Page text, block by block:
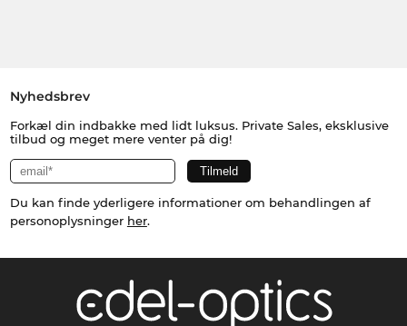
Nyhedsbrev
Forkæl din indbakke med lidt luksus. Private Sales, eksklusive
tilbud og meget mere venter på dig!
Du kan finde yderligere informationer om behandlingen af
personoplysninger her.